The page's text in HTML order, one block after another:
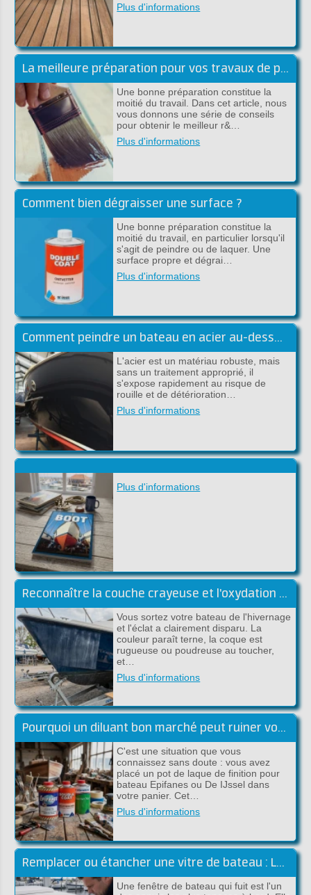
Plus d'informations
La meilleure préparation pour vos travaux de peinture
Une bonne préparation constitue la
moitié du travail. Dans cet article, nous
vous donnons une série de conseils
pour obtenir le meilleur r&…
Plus d'informations
Comment bien dégraisser une surface ?
Une bonne préparation constitue la
moitié du travail, en particulier lorsqu'il
s'agit de peindre ou de laquer. Une
surface propre et dégrai…
Plus d'informations
Comment peindre un bateau en acier au-dessus et sous la ligne de flottaison
L'acier est un matériau robuste, mais
sans un traitement approprié, il
s'expose rapidement au risque de
rouille et de détérioration…
Plus d'informations
Plus d'informations
Reconnaître la couche crayeuse et l'oxydation du gelcoat
Vous sortez votre bateau de l'hivernage
et l'éclat a clairement disparu. La
couleur paraît terne, la coque est
rugueuse ou poudreuse au toucher,
et…
Plus d'informations
Pourquoi un diluant bon marché peut ruiner votre peinture haut de gamme
C'est une situation que vous
connaissez sans doute : vous avez
placé un pot de laque de finition pour
bateau Epifanes ou De IJssel dans
votre panier. Cet…
Plus d'informations
Remplacer ou étancher une vitre de bateau : Le guide complet (Sika)
Une fenêtre de bateau qui fuit est l'un